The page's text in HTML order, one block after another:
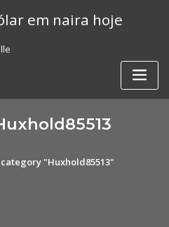
em naira hoje
"Huxhold85513"